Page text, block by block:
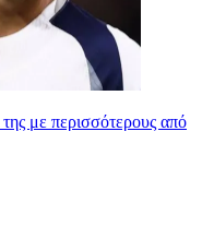
με περισσότερους από